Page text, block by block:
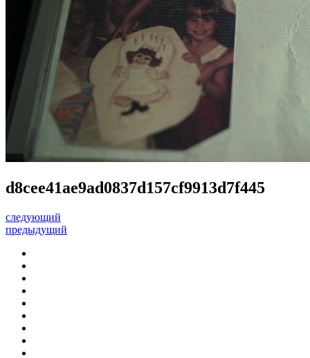
d8cee41ae9ad0837d157cf9913d7f445
следующий
предыдущий